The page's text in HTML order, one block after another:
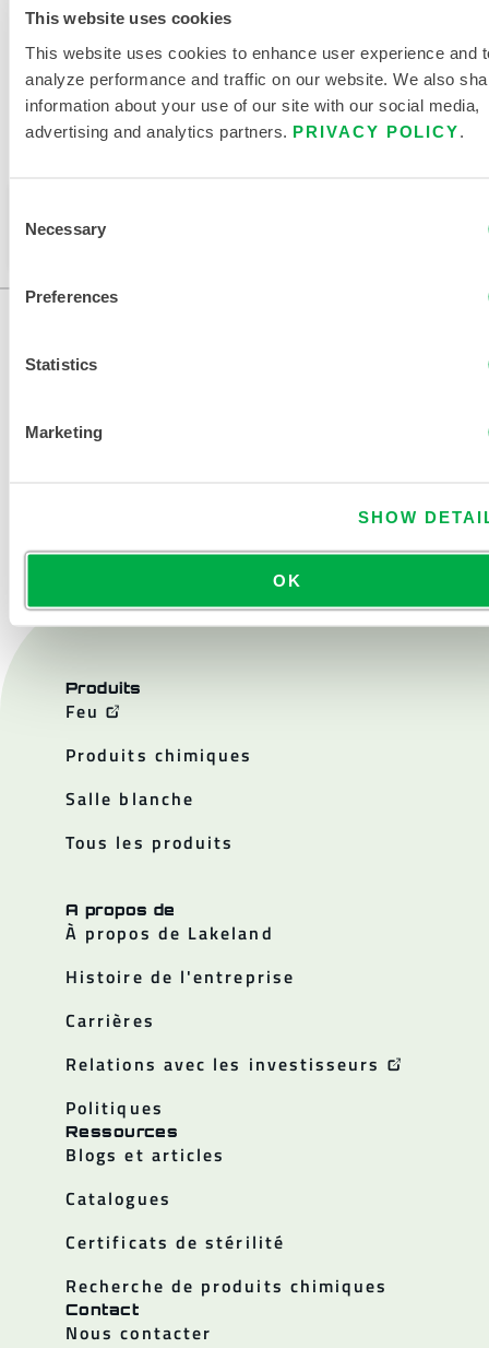
This website uses cookies
This website uses cookies to enhance user experience and
analyze performance and traffic on our website. We also
information about your use of our site with our social media,
advertising and analytics partners. PRIVACY POLICY
Selection
Necessary
Preferences
Statistics
Marketing
SHOW
OK
DOCUMENTS CONNEXES
pouvez modifier votre région en haut de la page.
Produits
Feu
Produits chimiques
Salle blanche
Tous les produits
A propos de
À propos de Lakeland
Histoire de l'entreprise
Carrières
Relations avec les investisseurs
Politiques
Ressources
Blogs et articles
Catalogues
Certificats de stérilité
Recherche de produits chimiques
Contact
Nous contacter